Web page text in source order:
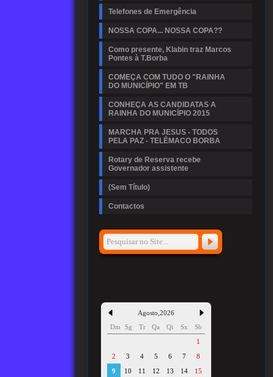
Telefones de Emergência
NOSSA COPA... NOSSA COPA??
Como presente, Klabin traz Marcos
Pontes à T.Borba
COMEÇA COM TUDO O "RAINHA
DO MUNICÍPIO" EM TB
CONHEÇA AS CANDIDATAS A
RAINHA DO MUNICÍPIO 2015
MARCHA PRA JESUS - TODOS
PELA PAZ - TELÊMACO BORBA
Rotary de Reserva recebe
Governador assistente
(Sem Título)
Contactos
Agosto 2026
Dm
Sg Tr Qa Qi Sx
Sb
1
2
3 4 5 6 7
8
9
10 11 12 13 14
15